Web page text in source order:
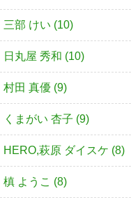
三部 けい (10)
日丸屋 秀和 (10)
村田 真優 (9)
くまがい 杏子 (9)
HERO,萩原 ダイスケ (8)
槙 ようこ (8)